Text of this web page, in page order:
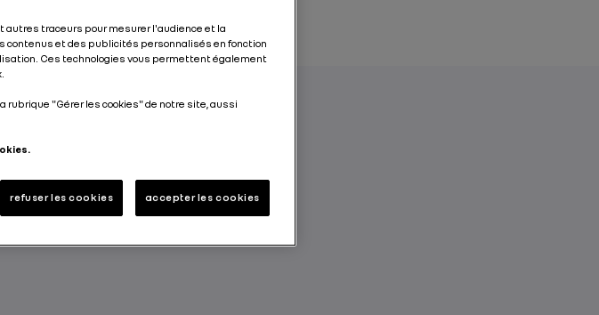
26.02.2020
au ralenti, l’hiver n’est pas
de les chouchouter pour
Voici cinq recommandations
votre véhicule électrique
autres traceurs pour mesurer l'audience et la
contenus et des publicités personnalisés en fonction
Ces technologies vous permettent également
rubrique "Gérer les cookies" de notre site, aussi
refuser les cookies accepter les cookies